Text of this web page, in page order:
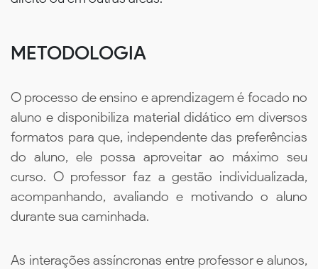
METODOLOGIA
O processo de ensino e aprendizagem é focado no
aluno e disponibiliza material didático em diversos
formatos para que, independente das preferências
do aluno, ele possa aproveitar ao máximo seu
curso. O professor faz a gestão individualizada,
acompanhando, avaliando e motivando o aluno
durante sua caminhada.
As interações assíncronas entre professor e alunos,